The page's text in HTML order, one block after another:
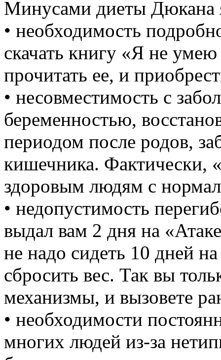
Минусами диеты Дюкана
• необходимость
скачать книгу «Я не
прочитать ее, и
• несовместимость с
беременностью,
периодом после родов,
кишечника. Фактически,
здоровым людям с
• недопустимость
выдал вам 2 дня на
не надо сидеть 10 дней
сбросить вес. Так вы
механизмы, и вызовете
• необходимости
многих людей из-за